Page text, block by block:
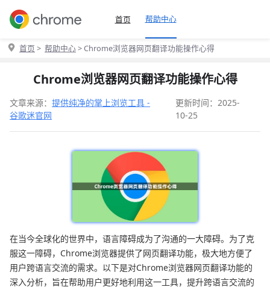
首页 帮助中心
首页 > 帮助中心> Chrome浏览器网页翻译功能操作心得
Chrome浏览器网页翻译功能操作心得
文章来源： 提供纯净的掌上浏览工具 -
谷歌迷官网
更新时间：2025-
10-25
在当今全球化的世界中，语言障碍成为了沟通的一大障碍。为了克
服这一障碍，Chrome浏览器提供了网页翻译功能，极大地方便了
用户跨语言交流的需求。以下是对Chrome浏览器网页翻译功能的
深入分析，旨在帮助用户更好地利用这一工具，提升跨语言交流的